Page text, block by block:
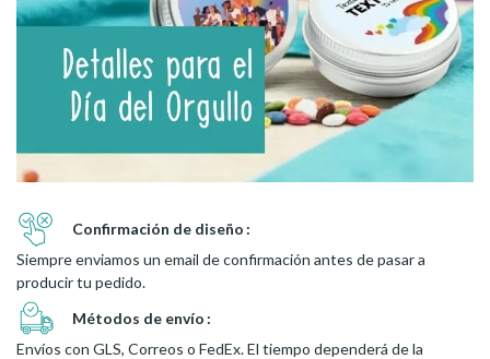
Confirmación de diseño
Siempre enviamos un email de confirmación antes de pasar a
producir tu pedido.
Métodos de envío
Envíos con GLS, Correos o FedEx. El tiempo dependerá de la